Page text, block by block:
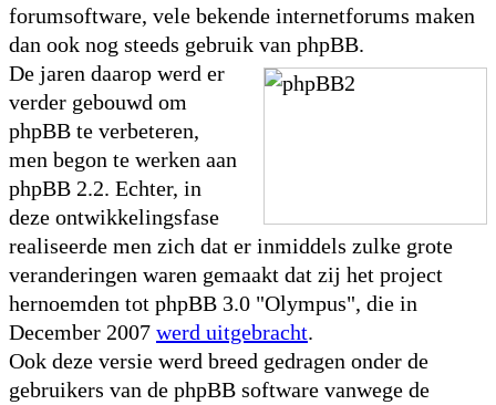
forumsoftware, vele bekende internetforums maken
dan ook nog steeds gebruik van phpBB.
De jaren daarop werd er
verder gebouwd om
phpBB te verbeteren,
men begon te werken aan
phpBB 2.2. Echter, in
deze ontwikkelingsfase
realiseerde men zich dat er inmiddels zulke grote
veranderingen waren gemaakt dat zij het project
hernoemden tot phpBB 3.0 "Olympus", die in
December 2007 werd uitgebracht.
Ook deze versie werd breed gedragen onder de
gebruikers van de phpBB software vanwege de